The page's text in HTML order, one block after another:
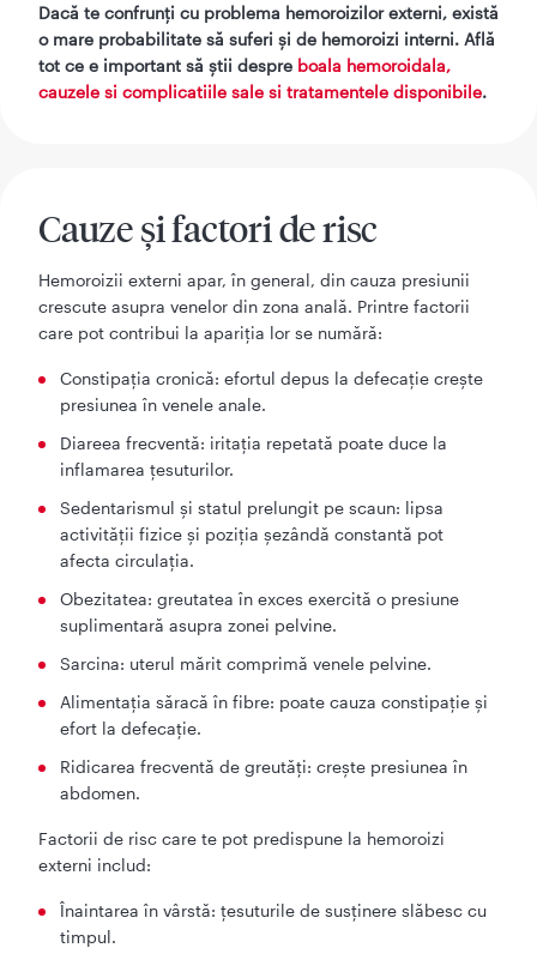
Dacă te confrunți cu problema hemoroizilor externi, există
o mare probabilitate să suferi și de hemoroizi interni. Află
tot ce e important să știi despre boala hemoroidala,
cauzele si complicatiile sale si tratamentele disponibile.
Cauze și factori de risc
Hemoroizii externi apar, în general, din cauza presiunii
crescute asupra venelor din zona anală. Printre factorii
care pot contribui la apariția lor se numără:
Constipația cronică: efortul depus la defecație crește
presiunea în venele anale.
Diareea frecventă: iritația repetată poate duce la
inflamarea țesuturilor.
Sedentarismul și statul prelungit pe scaun: lipsa
activității fizice și poziția șezândă constantă pot
afecta circulația.
Obezitatea: greutatea în exces exercită o presiune
suplimentară asupra zonei pelvine.
Sarcina: uterul mărit comprimă venele pelvine.
Alimentația săracă în fibre: poate cauza constipație și
efort la defecație.
Ridicarea frecventă de greutăți: crește presiunea în
abdomen.
Factorii de risc care te pot predispune la hemoroizi
externi includ:
Înaintarea în vârstă: țesuturile de susținere slăbesc cu
timpul.